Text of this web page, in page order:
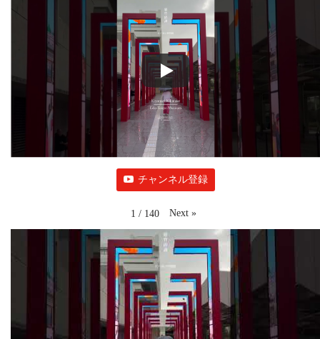
チャンネル登録
1 / 140 Next »